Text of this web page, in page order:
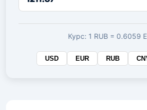
целевой
валюте
Курс: 1 RUB = 0.6059
USD EUR RUB